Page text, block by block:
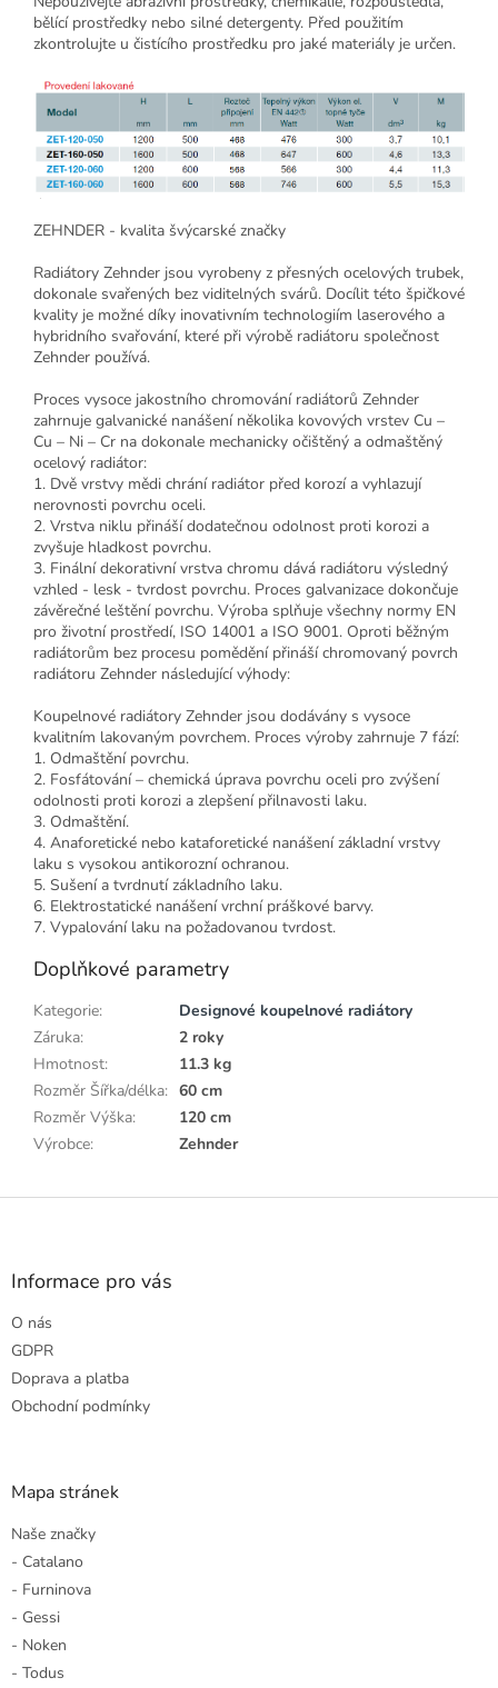
bělící prostředky nebo silné detergenty. Před použitím
zkontrolujte u čistícího prostředku pro jaké materiály je určen.
ZEHNDER - kvalita švýcarské značky
Radiátory Zehnder jsou vyrobeny z přesných ocelových trubek,
dokonale svařených bez viditelných svárů. Docílit této špičkové
kvality je možné díky inovativním technologiím laserového a
hybridního svařování, které při výrobě radiátoru společnost
Zehnder používá.
Proces vysoce jakostního chromování radiátorů Zehnder
zahrnuje galvanické nanášení několika kovových vrstev Cu –
Cu – Ni – Cr na dokonale mechanicky očištěný a odmaštěný
ocelový radiátor:
1. Dvě vrstvy mědi chrání radiátor před korozí a vyhlazují
nerovnosti povrchu oceli.
2. Vrstva niklu přináší dodatečnou odolnost proti korozi a
zvyšuje hladkost povrchu.
3. Finální dekorativní vrstva chromu dává radiátoru výsledný
vzhled - lesk - tvrdost povrchu. Proces galvanizace dokončuje
závěrečné leštění povrchu. Výroba splňuje všechny normy EN
pro životní prostředí, ISO 14001 a ISO 9001. Oproti běžným
radiátorům bez procesu pomědění přináší chromovaný povrch
radiátoru Zehnder následující výhody:
Koupelnové radiátory Zehnder jsou dodávány s vysoce
kvalitním lakovaným povrchem. Proces výroby zahrnuje 7 fází:
1. Odmaštění povrchu.
2. Fosfátování – chemická úprava povrchu oceli pro zvýšení
odolnosti proti korozi a zlepšení přilnavosti laku.
3. Odmaštění.
4. Anaforetické nebo kataforetické nanášení základní vrstvy
laku s vysokou antikorozní ochranou.
5. Sušení a tvrdnutí základního laku.
6. Elektrostatické nanášení vrchní práškové barvy.
7. Vypalování laku na požadovanou tvrdost.
Doplňkové parametry
Kategorie:
Designové koupelnové radiátory
Záruka:
2 roky
Hmotnost:
11.3 kg
Rozměr Šířka/délka: 60 cm
Rozměr Výška:
120 cm
Výrobce: Zehnder
Z
Informace pro vás
O nás
GDPR
Doprava a platba
Obchodní podmínky
Mapa stránek
Naše značky
- Catalano
- Furninova
- Gessi
- Noken
- Todus